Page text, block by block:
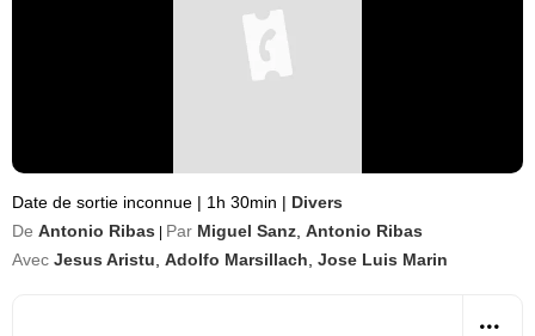
Date de sortie inconnue | 1h 30min | Divers
De Antonio Ribas Par Miguel Sanz Antonio Ribas
Avec Jesus Aristu Adolfo Marsillach Jose Luis Marin